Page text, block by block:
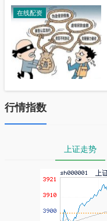
在线配资
行情指数
上证走势